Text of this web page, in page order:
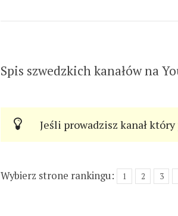
Spis szwedzkich kanałów na
Jeśli prowadzisz kanał
Wybierz strone rankingu: 1 2 3